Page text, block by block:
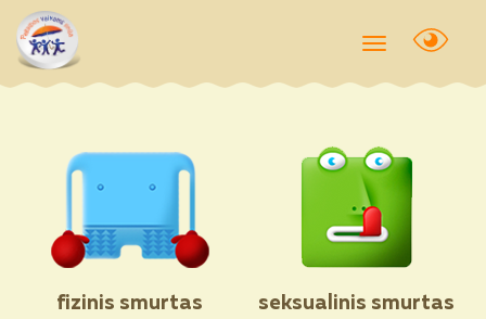
Toggle
fizinis smurtas seksualinis smurtas